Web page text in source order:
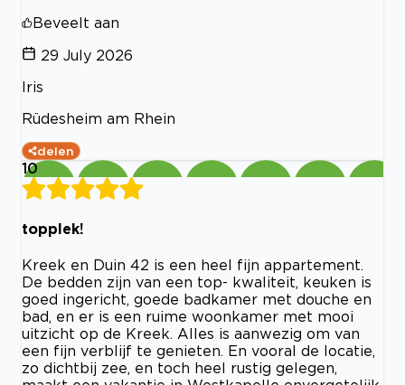
Beveelt aan
29 July 2026
Iris
Rüdesheim am Rhein
delen
10
topplek!
Kreek en Duin 42 is een heel fijn appartement.
De bedden zijn van een top- kwaliteit, keuken is
goed ingericht, goede badkamer met douche en
bad, en er is een ruime woonkamer met mooi
uitzicht op de Kreek. Alles is aanwezig om van
een fijn verblijf te genieten. En vooral de locatie,
zo dichtbij zee, en toch heel rustig gelegen,